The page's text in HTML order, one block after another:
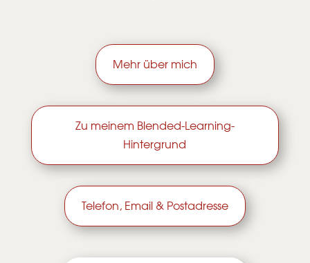
Mehr über mich
Zu meinem Blended-Learning-
Hintergrund
Telefon, Email & Postadresse